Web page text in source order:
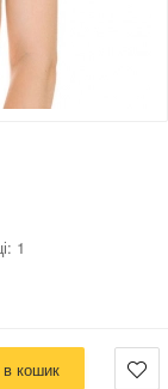
1
кошик